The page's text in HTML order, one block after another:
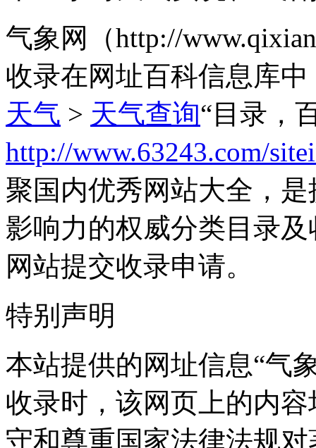
气象网（http://
收录在网址百科信息库
天气 > 天气查询“目录，
http://www.63243.com/
聚国内优秀网站大全，
影响力的权威分类目录
网站提交收录申请。
特别声明
本站提供的网址信息“气
收录时，该网页上的内
守和尊重国家法律法规